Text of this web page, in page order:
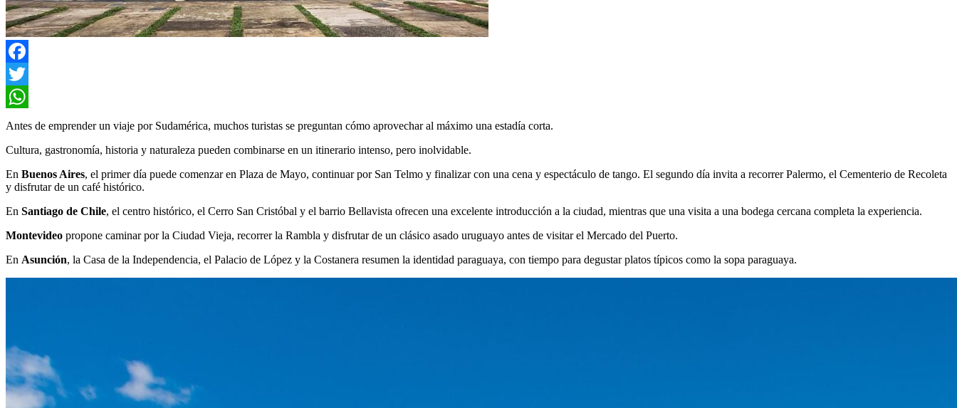
Facebook
Twitter
WhatsApp
Antes de emprender un viaje por Sudamérica, muchos turistas se preguntan cómo aprovechar al máximo una estadía corta.
Cultura, gastronomía, historia y naturaleza pueden combinarse en un itinerario intenso, pero inolvidable.
En Buenos Aires, el primer día puede comenzar en Plaza de Mayo, continuar por San Telmo y finalizar con una cena y espectáculo de tango. El segundo día invita a recorrer Palermo, el Cementerio de Recoleta
y disfrutar de un café histórico.
En Santiago de Chile, el centro histórico, el Cerro San Cristóbal y el barrio Bellavista ofrecen una excelente introducción a la ciudad, mientras que una visita a una bodega cercana completa la experiencia.
Montevideo propone caminar por la Ciudad Vieja, recorrer la Rambla y disfrutar de un clásico asado uruguayo antes de visitar el Mercado del Puerto.
En Asunción, la Casa de la Independencia, el Palacio de López y la Costanera resumen la identidad paraguaya, con tiempo para degustar platos típicos como la sopa paraguaya.